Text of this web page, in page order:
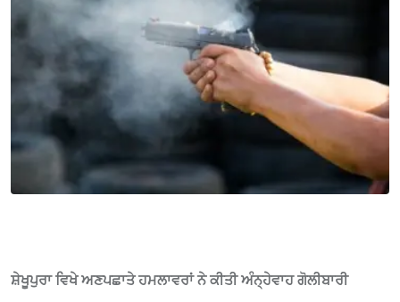
ਸ਼ੇਖੂਪੁਰਾ ਵਿਖੇ ਅਣਪਛਾਤੇ ਹਮਲਾਵਰਾਂ ਨੇ ਕੀਤੀ ਅੰਨ੍ਹੇਵਾਹ ਗੋਲੀਬਾਰੀ